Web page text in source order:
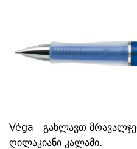
Véga - გახლავთ
ღილაკიანი კალამი.